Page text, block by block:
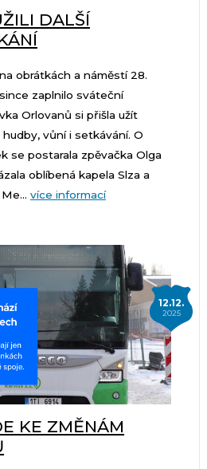
DALŠÍ
obrátkách a náměstí 28.
zaplnilo sváteční
Orlovanů si přišla užít
vůní i setkávání. O
se postarala zpěvačka Olga
oblíbená kapela Slza a
více informací
12.12.
2025
KE ZMĚNÁM